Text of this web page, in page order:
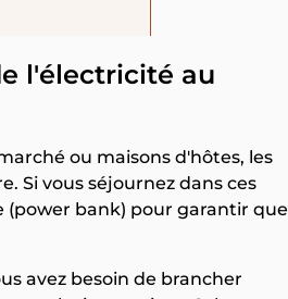
l'électricité au
ou maisons d'hôtes, les
Si vous séjournez dans ces
bank) pour garantir que
avez besoin de brancher